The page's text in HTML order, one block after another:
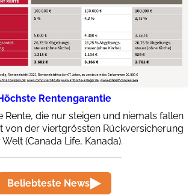
Rentengarantie
Rente, die nur steigen und niemals fallen
von der viertgrössten Rückversicherung
(Canada Life, Kanada).
Beliebteste News